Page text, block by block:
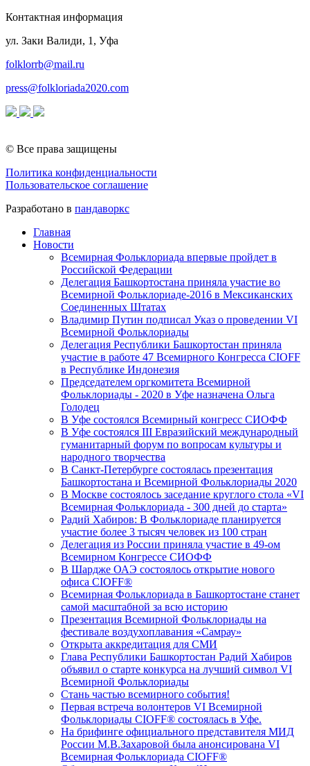
Контактная информация
ул. Заки Валиди, 1, Уфа
folklorrb@mail.ru
press@folkloriada2020.com
© Все права защищены
Политика конфиденциальности
Пользовательское соглашение
Разработано в пандаворкс
Главная
Новости
Всемирная Фольклориада впервые пройдет в
Российской Федерации
Делегация Башкортостана приняла участие во
Всемирной Фольклориаде-2016 в Мексиканских
Соединенных Штатах
Владимир Путин подписал Указ о проведении VI
Всемирной Фольклориады
Делегация Республики Башкортостан приняла
участие в работе 47 Всемирного Конгресса CIOFF
в Республике Индонезия
Председателем оргкомитета Всемирной
Фольклориады - 2020 в Уфе назначена Ольга
Голодец
В Уфе состоялся Всемирный конгресс CИОФФ
В Уфе состоялся III Евразийский международный
гуманитарный форум по вопросам культуры и
народного творчества
В Санкт-Петербурге состоялась презентация
Башкортостана и Всемирной Фольклориады 2020
В Москве состоялось заседание круглого стола «VI
Всемирная Фольклориада - 300 дней до старта»
Радий Хабиров: В Фольклориаде планируется
участие более 3 тысяч человек из 100 стран
Делегация из России приняла участие в 49-ом
Всемирном Конгрессе СИОФФ
В Шардже ОАЭ состоялось открытие нового
офиса CIOFF®
Всемирная Фольклориада в Башкортостане станет
самой масштабной за всю историю
Презентация Всемирной Фольклориады на
фестивале воздухоплавания «Самрау»
Открыта аккредитация для СМИ
Глава Республики Башкортостан Радий Хабиров
объявил о старте конкурса на лучший символ VI
Всемирной Фольклориады
Стань частью всемирного события!
Первая встреча волонтеров VI Всемирной
Фольклориады CIOFF® состоялась в Уфе.
На брифинге официального представителя МИД
России М.В.Захаровой была анонсирована VI
Всемирная Фольклориада CIOFF®